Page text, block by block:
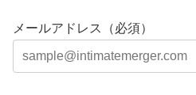
メールアドレス（必須）